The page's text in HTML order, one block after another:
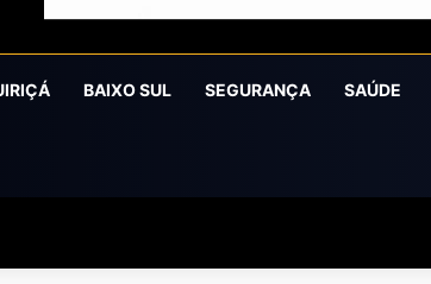
BAIXO SUL SEGURANÇA SAÚDE